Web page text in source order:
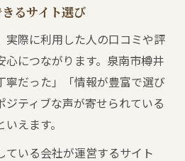
るサイト選び
実際に利用した人の口コミや評
につながります。泉南市樽井
寧だった」「情報が豊富で選び
ティブな声が寄せられている
えます。
ている会社が運営するサイト